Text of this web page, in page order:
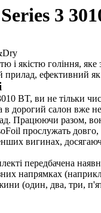
3
і якістю гоління,
ефективний як
BT, ви не тільки
дорогий салон вже
Працюючи разом,
прослужать
вигинах,
передбачена
напрямках
(один, два, три,